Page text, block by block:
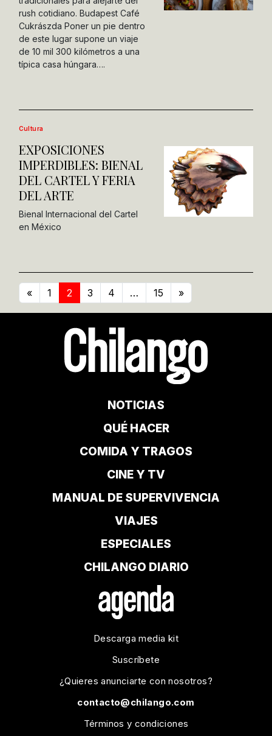
rush cotidiano. Budapest Café
Cukrászda Poner un pie dentro
de este lugar supone un viaje
de 10 mil 300 kilómetros a una
típica casa húngara….
Cultura
EXPOSICIONES
IMPERDIBLES: BIENAL
DEL CARTEL Y FERIA
DEL ARTE
Bienal Internacional del Cartel
en México
« 1 2 3 4 … 15 »
NOTICIAS
QUÉ HACER
COMIDA Y TRAGOS
CINE Y TV
MANUAL DE SUPERVIVENCIA
VIAJES
ESPECIALES
CHILANGO DIARIO
Descarga media kit
Suscríbete
¿Quieres anunciarte con nosotros?
contacto@chilango.com
Términos y condiciones